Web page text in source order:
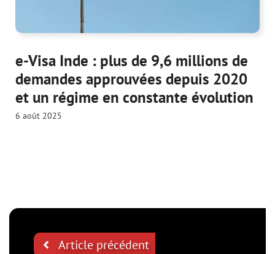
e-Visa Inde : plus de 9,6 millions de
demandes approuvées depuis 2020
et un régime en constante évolution
6 août 2025
Article précédent